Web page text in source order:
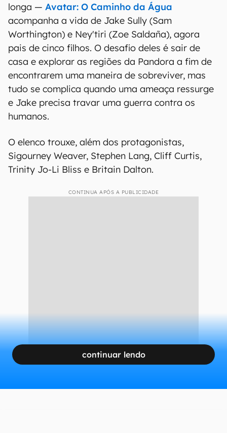
longa — Avatar: O Caminho da Água
acompanha a vida de Jake Sully (Sam
Worthington) e Ney'tiri (Zoe Saldaña), agora
pais de cinco filhos. O desafio deles é sair de
casa e explorar as regiões da Pandora a fim de
encontrarem uma maneira de sobreviver, mas
tudo se complica quando uma ameaça ressurge
e Jake precisa travar uma guerra contra os
humanos.
O elenco trouxe, além dos protagonistas,
Sigourney Weaver, Stephen Lang, Cliff Curtis,
Trinity Jo-Li Bliss e Britain Dalton.
CONTINUA APÓS A PUBLICIDADE
continuar lendo